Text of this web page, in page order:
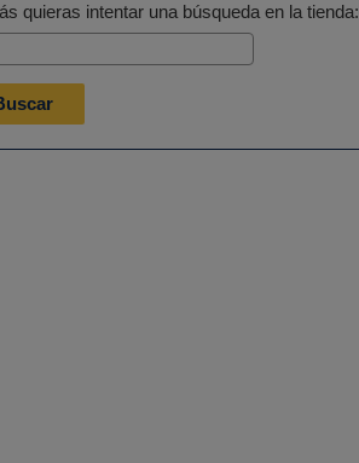
quieras intentar una búsqueda en la tienda: